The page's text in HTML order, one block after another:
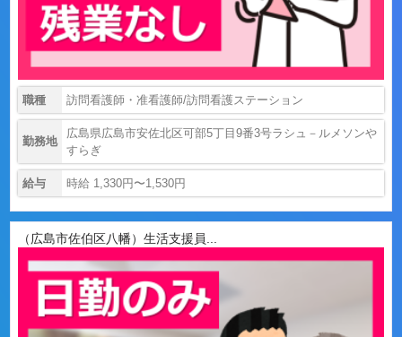
職種 訪問看護師・准看護師/訪問看護ステーション
勤務地
広島県広島市安佐北区可部5丁目9番3号ラシュ－ルメソンや
すらぎ
給与 時給 1,330円〜1,530円
（広島市佐伯区八幡）生活支援員...